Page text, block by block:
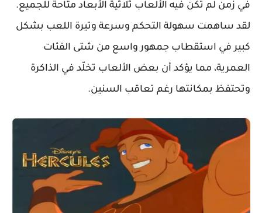
في زمن لم تكن فيه الألعاب ثلاثية الأبعاد متاحة للجميع.
لقد ساهمت سهولة التحكم وسرعة وتيرة اللعب بشكل
كبير في استقطاب جمهور واسع من شتى الفئات
العمرية، مما يؤكد أن بعض الألعاب تخلّد في الذاكرة
وتحتفظ بمكانتها رغم تعاقب السنين.